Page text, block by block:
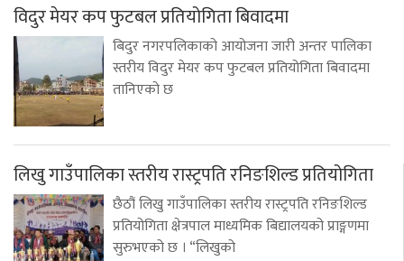
विदुर मेयर कप फुटबल प्रतियोगिता बिवादमा
बिदुर नगरपलिकाको आयोजना जारी अन्तर पालिका
स्तरीय विदुर मेयर कप फुटबल प्रतियोगिता बिवादमा
तानिएको छ
लिखु गाउँपालिका स्तरीय रास्ट्रपति रनिङशिल्ड प्रतियोगिता
छैठौं लिखु गाउँपालिका स्तरीय रास्ट्रपति रनिङशिल्ड
प्रतियोगिता क्षेत्रपाल माध्यमिक बिद्यालयको प्राङ्गणमा
सुरुभएको छ । “लिखुको